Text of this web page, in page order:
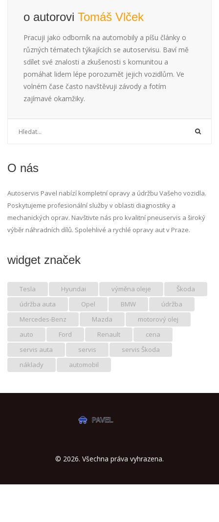
o autorovi Tomáš Vlček
Pracuji jako odborník na automobily a píšu články o
různých tématech týkajících se autoservisu. Baví mě
sdílet své znalosti a zkušenosti s komunitou a
pomáhat lidem lépe porozumět jejich vozidlům. Ve
volném čase často navštěvuji závody a fotím
zajímavé okamžiky.
O nás
Autoservis Pavel nabízí kompletní opravy a údržbu Vašeho vozidla.
Poskytujeme profesionální služby v oblasti diagnostiky a
mechanických oprav. Navštivte nás pro kvalitní pneuservis a široký
výběr náhradních dílů. Spolehlivé a rychlé opravy aut v Praze.
widget značek
Tesla Hyundai výměna oleje
Škoda
údržba auta
Opel BMW
údržba
Mercedes-Benz
Mazda
motorový olej
auto
Ford Renault
cena
servis auta
servis
servis Škoda
náklady
automobil
© 2026. Všechna práva vyhrazena.